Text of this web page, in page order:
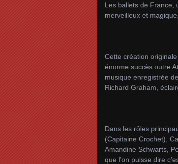
Les ballets de France,
merveilleux et
Cette création
énorme succès outre
musique enregistrée
Richard Graham,
Dans les rôles
(Capitaine Crochet),
Amandine Schwarts,
que l’on puisse dire